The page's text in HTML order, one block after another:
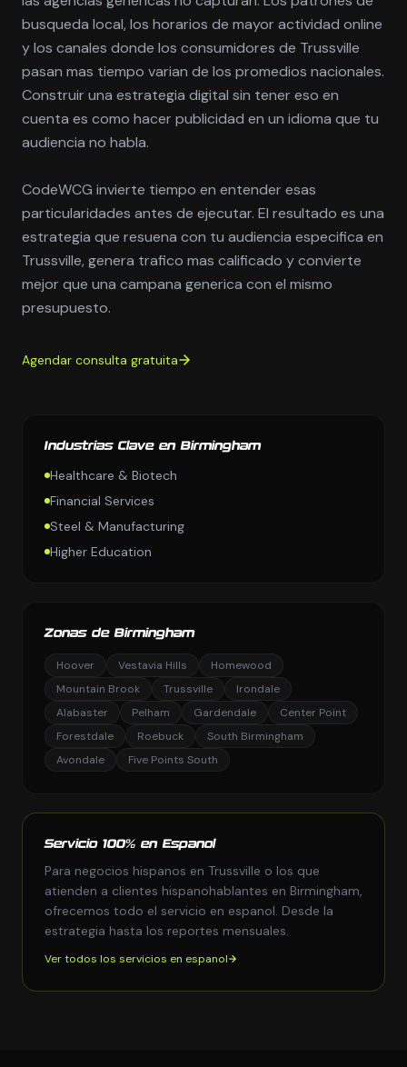
busqueda local, los horarios de mayor actividad online
y los canales donde los consumidores de Trussville
pasan mas tiempo varian de los promedios nacionales.
Construir una estrategia digital sin tener eso en
cuenta es como hacer publicidad en un idioma que tu
audiencia no habla.
CodeWCG invierte tiempo en entender esas
particularidades antes de ejecutar. El resultado es una
estrategia que resuena con tu audiencia especifica en
Trussville, genera trafico mas calificado y convierte
mejor que una campana generica con el mismo
presupuesto.
Agendar consulta gratuita
Industrias Clave en Birmingham
Healthcare & Biotech
Financial Services
Steel & Manufacturing
Higher Education
Zonas de Birmingham
Hoover Vestavia Hills
Homewood
Mountain Brook
Trussville
Irondale
Alabaster
Pelham Gardendale
Center Point
Forestdale
Roebuck
South Birmingham
Avondale
Five Points South
Servicio 100% en Espanol
Para negocios hispanos en Trussville o los que
atienden a clientes hispanohablantes en Birmingham,
ofrecemos todo el servicio en espanol. Desde la
estrategia hasta los reportes mensuales.
Ver todos los servicios en espanol